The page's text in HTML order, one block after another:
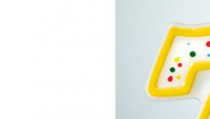
Kviss
Podden
Anmäl
Föreslå